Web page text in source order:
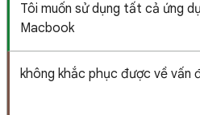
Tôi muốn sử dụng tất cả ứng
Macbook
không khắc phục được về vấn